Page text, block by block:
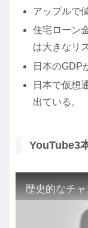
アップルで
住宅ローン
は大きなリ
日本のGDP
日本で仮想
出ている。
YouTube3
歴史的なチ